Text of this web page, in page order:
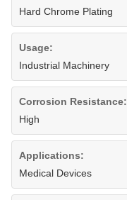
Hard Chrome Plating
Usage:
Industrial Machinery
Corrosion Resistance:
High
Applications:
Medical Devices